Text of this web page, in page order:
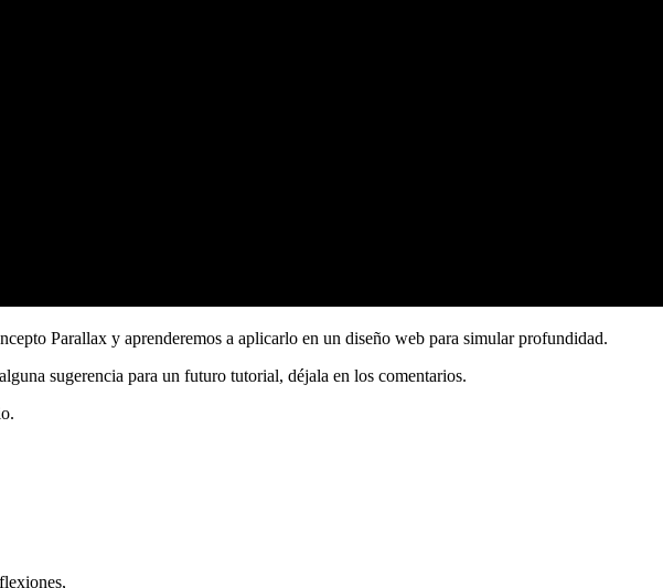
Parallax y aprenderemos a aplicarlo en un diseño web para simular profundidad.
sugerencia para un futuro tutorial, déjala en los comentarios.